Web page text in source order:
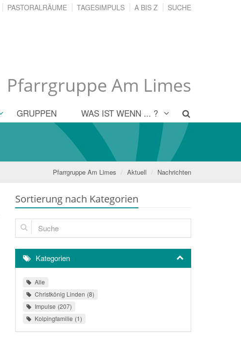
Pfarrgruppe Am Limes
PASTORALRÄUME TAGESIMPULS A BIS Z SUCHE
GRUPPEN WAS IST WENN ... ?
Pfarrgruppe Am Limes Aktuell Nachrichten
Sortierung nach Kategorien
Suche
Kategorien
Alle
Christkönig Linden 8
Impulse 207
Kolpingfamilie 1